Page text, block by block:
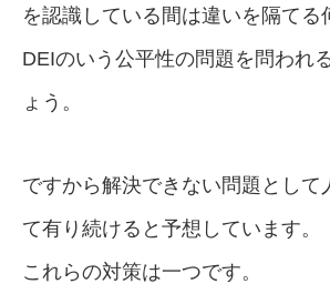
を認識している間は違いを隔てる
DEIのいう公平性の問題を問われ
ょう。
ですから解決できない問題として
て有り続けると予想しています。
これらの対策は一つです。